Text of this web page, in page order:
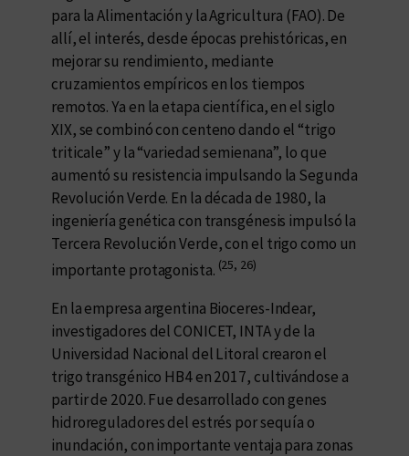
para la Alimentación y la Agricultura (FAO). De
allí, el interés, desde épocas prehistóricas, en
mejorar su rendimiento, mediante
cruzamientos empíricos en los tiempos
remotos. Ya en la etapa científica, en el siglo
XIX, se combinó con centeno dando el “trigo
triticale” y la “variedad semienana”, lo que
aumentó su resistencia impulsando la Segunda
Revolución Verde. En la década de 1980, la
ingeniería genética con transgénesis impulsó la
Tercera Revolución Verde, con el trigo como un
importante protagonista. (25, 26)
En la empresa argentina Bioceres-Indear,
investigadores del CONICET, INTA y de la
Universidad Nacional del Litoral crearon el
trigo transgénico HB4 en 2017, cultivándose a
partir de 2020. Fue desarrollado con genes
hidroreguladores del estrés por sequía o
inundación, con importante ventaja para zonas